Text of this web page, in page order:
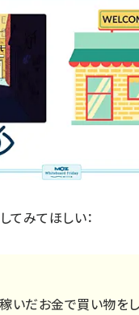
てみてほしい：
いだお金で買い物を